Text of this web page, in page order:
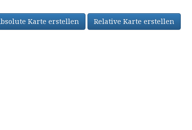
Karte erstellen Relative Karte erstellen